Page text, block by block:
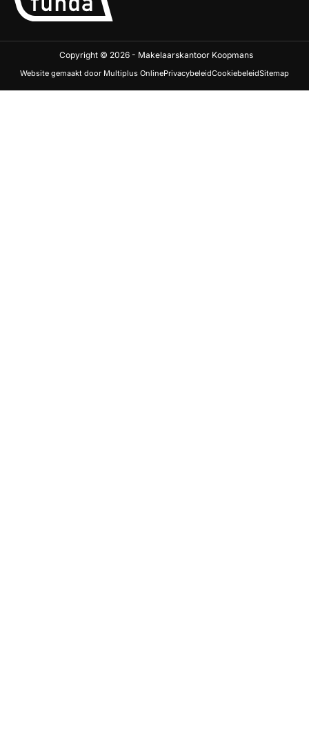
Copyright © 2026 - Makelaarskantoor Koopmans
Website gemaakt door Multiplus OnlinePrivacybeleidCookiebeleidSitemap